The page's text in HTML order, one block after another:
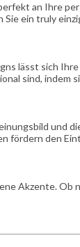
an Ihre
ein truly
lässt sich
sind, indem
und
fördern den
Akzente.